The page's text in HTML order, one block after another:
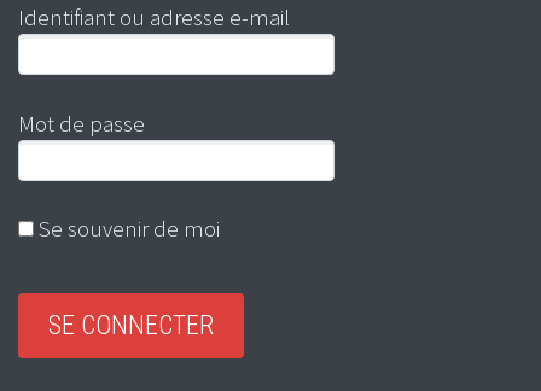
Identifiant ou adresse e-mail
Mot de passe
Se souvenir de moi